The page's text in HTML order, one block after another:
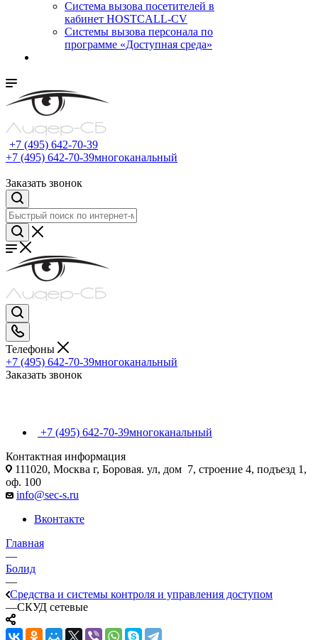
Cистема вызова посетителей в
кабинет HOSTCALL-CV
Системы вызова персонала по
программе «Доступная среда»
+7 (495) 642-70-39
+7 (495) 642-70-39многоканальный
Заказать звонок
Телефоны
+7 (495) 642-70-39многоканальный
Заказать звонок
+7 (495) 642-70-39многоканальный
Контактная информация
111020, Москва г, Боровая. ул, дом 7, строение 4, подъезд 1,
оф. 100
info@sec-s.ru
Вконтакте
Главная
—
Болид
—
Средства и системы контроля и управления доступом
—СКУД сетевые